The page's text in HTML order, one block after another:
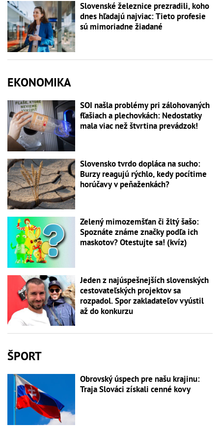
Slovenské železnice prezradili, koho
dnes hľadajú najviac: Tieto profesie
sú mimoriadne žiadané
EKONOMIKA
SOI našla problémy pri zálohovaných
fľašiach a plechovkách: Nedostatky
mala viac než štvrtina prevádzok!
Slovensko tvrdo dopláca na sucho:
Burzy reagujú rýchlo, kedy pocítime
horúčavy v peňaženkách?
Zelený mimozemšťan či žltý šašo:
Spoznáte známe značky podľa ich
maskotov? Otestujte sa! (kvíz)
Jeden z najúspešnejších slovenských
cestovateľských projektov sa
rozpadol. Spor zakladateľov vyústil
až do konkurzu
ŠPORT
Obrovský úspech pre našu krajinu:
Traja Slováci získali cenné kovy